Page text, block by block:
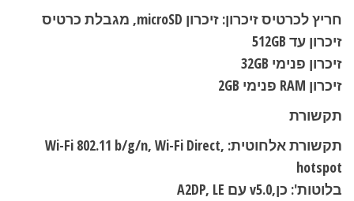
חריץ לכרטיס זיכרון: זיכרון microSD, מגבלת כרטיס
זיכרון עד 512GB
זיכרון פנימי 32GB
זיכרון RAM פנימי 2GB
תקשורת
תקשורת אלחוטית: Wi-Fi 802.11 b/g/n, Wi-Fi Direct,
hotspot
בלוטות': כן,v5.0 עם A2DP, LE